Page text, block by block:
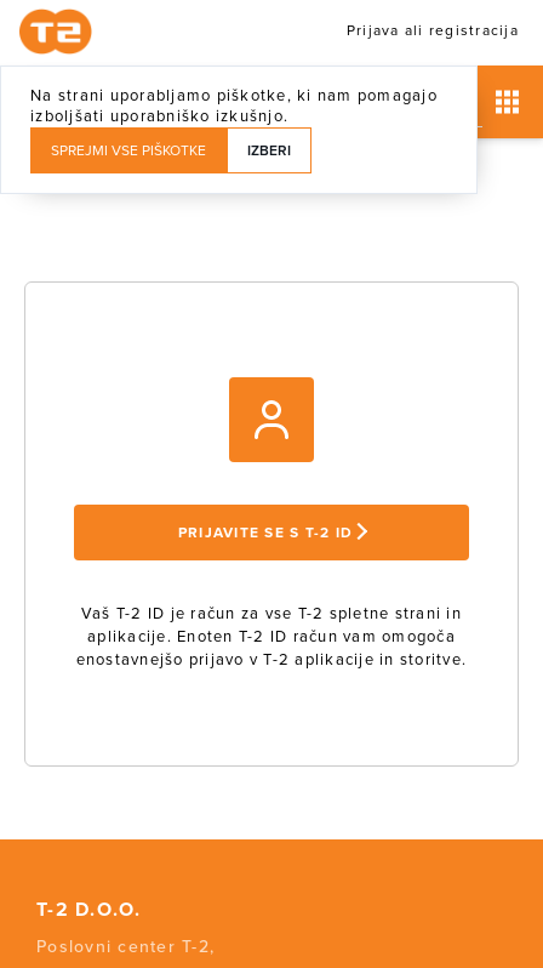
Na strani uporabljamo piškotke, ki nam pomagajo
izboljšati uporabniško izkušnjo.
SPREJMI VSE PIŠKOTKE IZBERI
Prijava ali registracija
PRIJAVITE SE S T-2 ID
Vaš T-2 ID je račun za vse T-2 spletne strani in
aplikacije. Enoten T-2 ID račun vam omogoča
enostavnejšo prijavo v T-2 aplikacije in storitve.
T-2 D.O.O.
Poslovni center T-2,